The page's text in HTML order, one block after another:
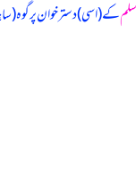
کے (اسی) دستر خوان پر گوہ